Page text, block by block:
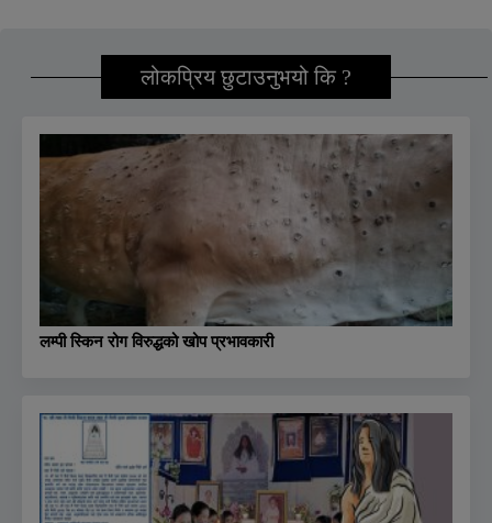
लोकप्रिय छुटाउनुभयो कि ?
लम्पी स्किन रोग विरुद्धको खोप प्रभावकारी